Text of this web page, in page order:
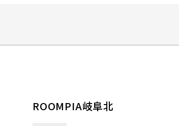
ROOMPIA岐阜北